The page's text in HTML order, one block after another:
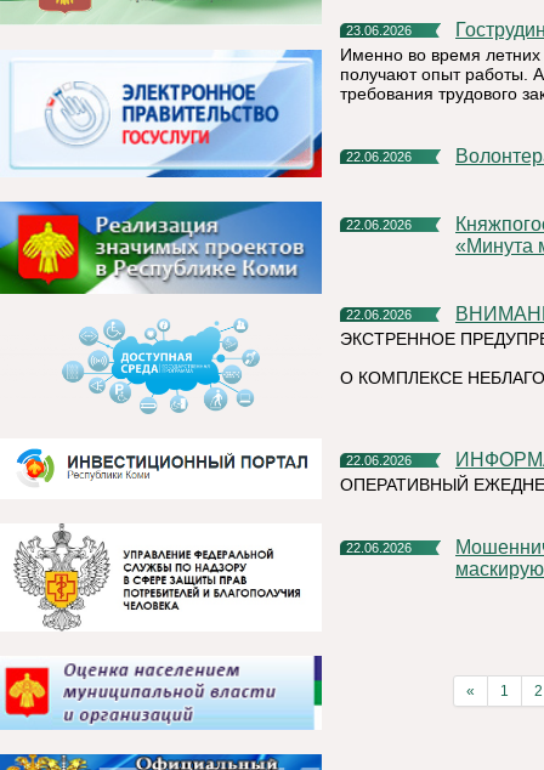
23.06.2026
Именно во время летних
получают опыт работы.
требования трудового
22.06.2026
22.06.2026
Княжпогостский округ присоединился к Всероссийской акции
«Минута
22.06.2026
ЭКСТРЕННОЕ
О КОМПЛЕКСЕ
22.06.2026
ОПЕРАТИВНЫЙ
22.06.2026
Мошенническая схема в мессенджерах: как аферисты
« 1 2